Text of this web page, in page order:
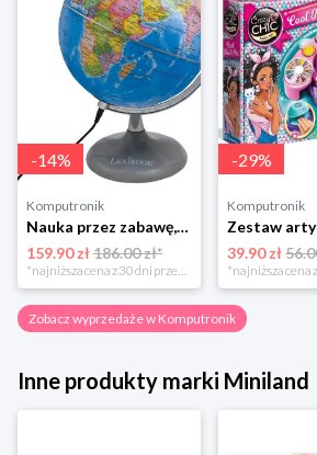
-14%
Komputronik
Nauka przez zabawę,zabawka edukacyjna,zabawka interaktywna Lexibook Globus Świecący Dzienny i Nocny PL LEXIBOOK
159.90 zł186.00 zł*
*najniższa cena z 30 dni przed obniżką
-29%
Komputronik
39.90 zł
Zobacz wyprzedaże w Komputronik
Inne produkty marki Miniland